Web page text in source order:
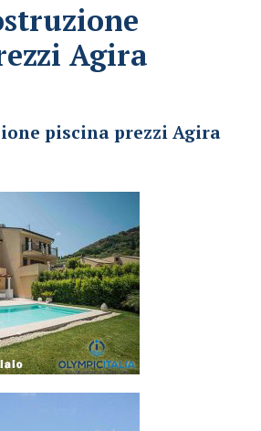
Agira
piscina prezzi Agira